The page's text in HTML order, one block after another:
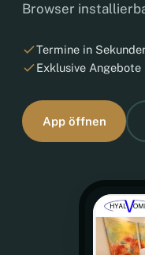
Browser
Termine in
Exklusive Angebote
App öffnen